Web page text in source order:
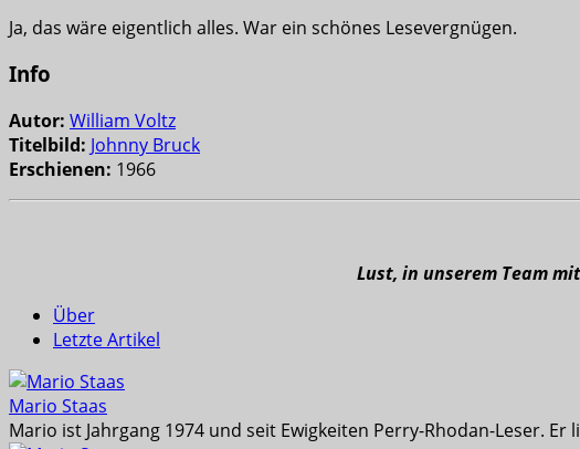
Ja, das wäre eigentlich alles. War ein schönes Lesevergnügen.
Info
Autor: William Voltz
Titelbild: Johnny Bruck
Erschienen: 1966
Lust, in unserem Team
Über
Letzte Artikel
Mario Staas
Mario ist Jahrgang 1974 und seit Ewigkeiten Perry-Rhodan-Leser.